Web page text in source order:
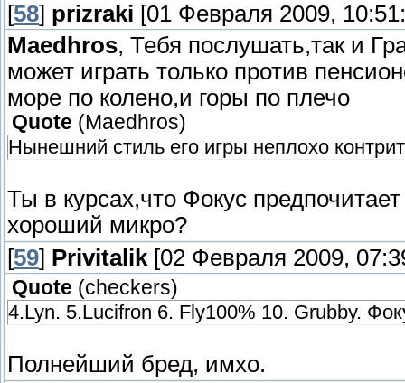
[58] prizraki [01 Февраля 2009,
Maedhros, Тебя послушать,так и
может играть только против
море по колено,и горы по плечо
Quote (Maedhros)
Нынешний стиль его игры неплохо
Ты в курсах,что Фокус
хороший микро?
[59] Privitalik [02 Февраля 2009,
Quote (checkers)
4.Lyn. 5.Lucifron 6. Fly100% 10. Grubby.
Полнейший бред, имхо.